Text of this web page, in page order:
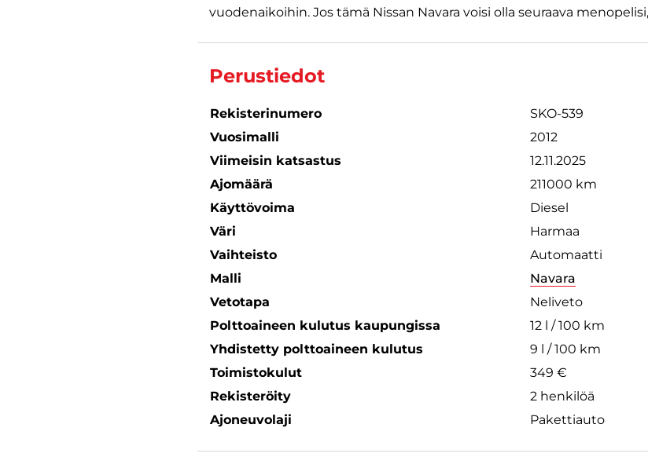
vuodenaikoihin. Jos tämä Nissan Navara voisi olla seuraava
Perustiedot
Rekisterinumero
SKO-539
Vuosimalli
2012
Viimeisin katsastus
12.11.2025
Ajomäärä
211000 km
Käyttövoima
Diesel
Väri
Harmaa
Vaihteisto
Automaatti
Malli
Navara
Vetotapa
Neliveto
Polttoaineen kulutus kaupungissa
12 l / 100 km
Yhdistetty polttoaineen kulutus
9 l / 100 km
Toimistokulut
349 €
Rekisteröity
2 henkilöä
Ajoneuvolaji
Pakettiauto